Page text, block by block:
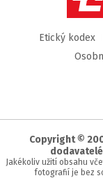
Etický kodex
Copyright ©
dodavatelé
Jakékoliv užití obsahu
fotografií je bez